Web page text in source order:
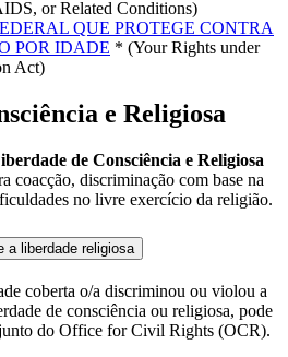
or Related Conditions)
QUE PROTEGE CONTRA
POR IDADE * (Your Rights under
Act)
e Religiosa
de Consciência e Religiosa
coacção, discriminação com base na
no livre exercício da religião.
a liberdade religiosa
coberta o/a discriminou ou violou a
de consciência ou religiosa, pode
junto do Office for Civil Rights (OCR).